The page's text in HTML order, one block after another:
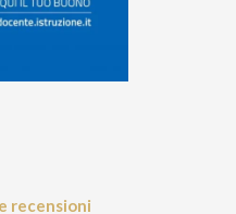
recensioni